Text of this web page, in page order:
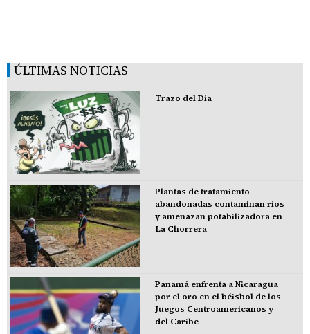
ÚLTIMAS NOTICIAS
Trazo del Día
Plantas de tratamiento
abandonadas contaminan ríos
y amenazan potabilizadora en
La Chorrera
Panamá enfrenta a Nicaragua
por el oro en el béisbol de los
Juegos Centroamericanos y
del Caribe